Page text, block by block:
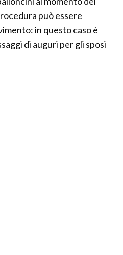
può essere
in questo caso è
di auguri per gli sposi